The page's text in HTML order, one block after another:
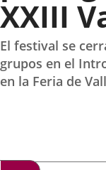
XXIII
El festival se
grupos en el
en la Feria de